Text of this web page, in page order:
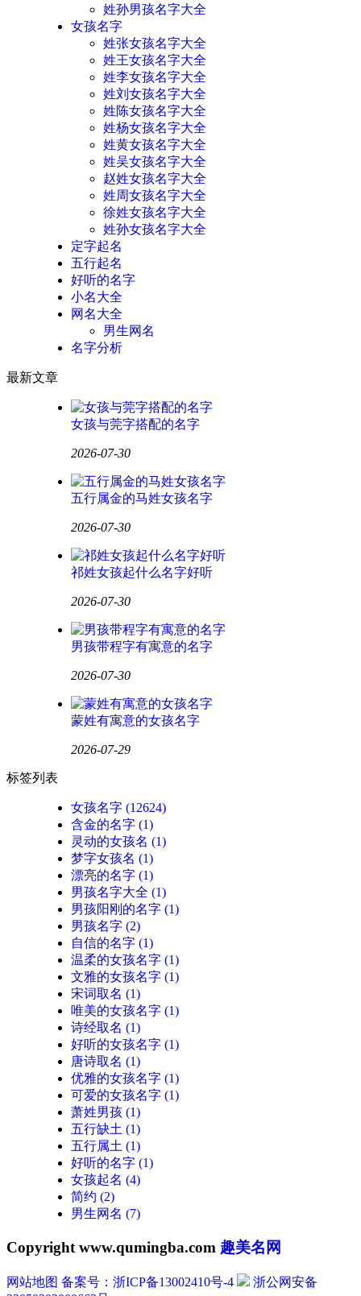
姓孙男孩名字大全
女孩名字
姓张女孩名字大全
姓王女孩名字大全
姓李女孩名字大全
姓刘女孩名字大全
姓陈女孩名字大全
姓杨女孩名字大全
姓黄女孩名字大全
姓吴女孩名字大全
赵姓女孩名字大全
姓周女孩名字大全
徐姓女孩名字大全
姓孙女孩名字大全
定字起名
五行起名
好听的名字
小名大全
网名大全
男生网名
名字分析
最新文章
女孩与莞字搭配的名字
2026-07-30
五行属金的马姓女孩名字
2026-07-30
祁姓女孩起什么名字好听
2026-07-30
男孩带程字有寓意的名字
2026-07-30
蒙姓有寓意的女孩名字
2026-07-29
标签列表
女孩名字 (12624)
含金的名字 (1)
灵动的女孩名 (1)
梦字女孩名 (1)
漂亮的名字 (1)
男孩名字大全 (1)
男孩阳刚的名字 (1)
男孩名字 (2)
自信的名字 (1)
温柔的女孩名字 (1)
文雅的女孩名字 (1)
宋词取名 (1)
唯美的女孩名字 (1)
诗经取名 (1)
好听的女孩名字 (1)
唐诗取名 (1)
优雅的女孩名字 (1)
可爱的女孩名字 (1)
萧姓男孩 (1)
五行缺土 (1)
五行属土 (1)
好听的名字 (1)
女孩起名 (4)
简约 (2)
男生网名 (7)
Copyright www.qumingba.com 趣美名网
网站地图 备案号：浙ICP备13002410号-4
浙公网安备